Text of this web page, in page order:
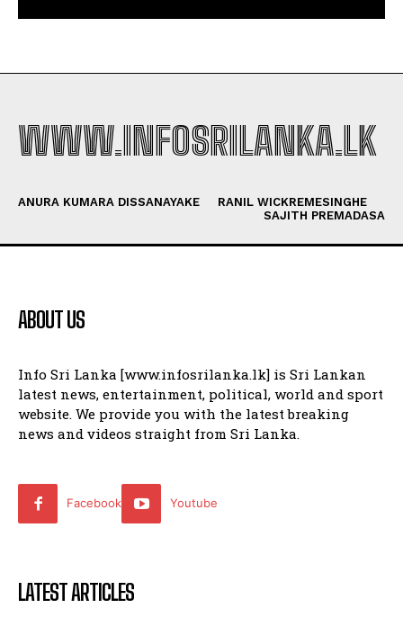
WWW.INFOSRILANKA.LK
ANURA KUMARA DISSANAYAKE
RANIL WICKREMESINGHE
SAJITH PREMADASA
ABOUT US
Info Sri Lanka [www.infosrilanka.lk] is Sri Lankan
latest news, entertainment, political, world and sport
website. We provide you with the latest breaking
news and videos straight from Sri Lanka.
Facebook Youtube
LATEST ARTICLES